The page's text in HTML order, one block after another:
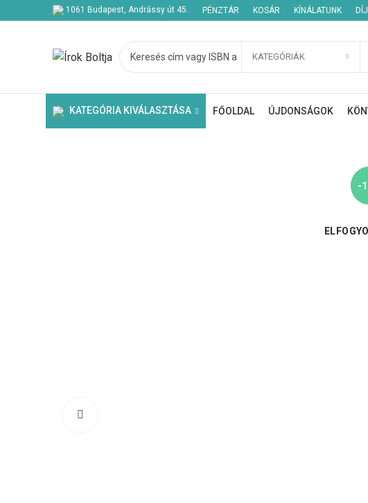
1061 Budapest, Andrássy út 45. PÉNZTÁR KOSÁR KÍNÁLATUNK
KATEGÓRIÁK
KATEGÓRIA KIVÁLASZTÁSA FŐOLDAL ÚJDONSÁGOK
-
Kezdje el gépelni a keresett bejegyzések megtekintéséhez.